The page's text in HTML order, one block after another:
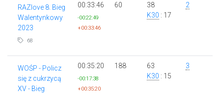
RAZlove 8. Bieg
Walentynkowy
2023
68
00:33:46
-00:22:49
+00:33:46
60
38
K30 : 17
2
WOŚP - Policz
się z cukrzycą
XV - Bieg
00:35:20
-00:17:38
+00:35:20
188
63
K30 : 15
3